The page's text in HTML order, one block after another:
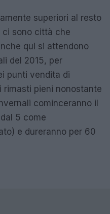
superiori al resto
ci sono città che
qui si attendono
del 2015, per
punti vendita di
rimasti pieni nonostante
cominceranno il
5 come
e dureranno per 60